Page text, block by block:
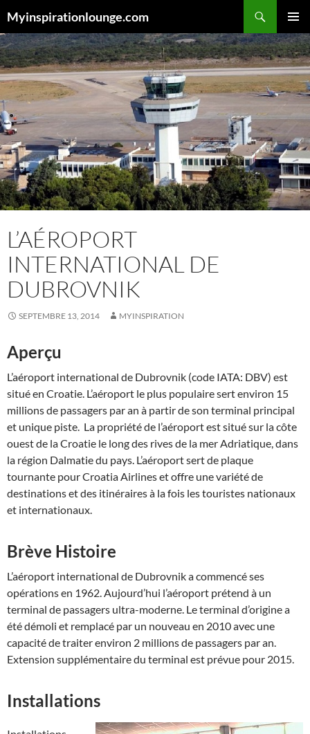
au
contenu
Myinspirationlounge.com
MENU
L’AÉROPORT
INTERNATIONAL DE
DUBROVNIK
SEPTEMBRE 13, 2014 MYINSPIRATION
Aperçu
L’aéroport international de Dubrovnik (code IATA: DBV) est
situé en Croatie. L’aéroport le plus populaire sert environ 15
millions de passagers par an à partir de son terminal principal
et unique piste. La propriété de l’aéroport est situé sur la côte
ouest de la Croatie le long des rives de la mer Adriatique, dans
la région Dalmatie du pays. L’aéroport sert de plaque
tournante pour Croatia Airlines et offre une variété de
destinations et des itinéraires à la fois les touristes nationaux
et internationaux.
Brève Histoire
L’aéroport international de Dubrovnik a commencé ses
opérations en 1962. Aujourd’hui l’aéroport prétend à un
terminal de passagers ultra-moderne. Le terminal d’origine a
été démoli et remplacé par un nouveau en 2010 avec une
capacité de traiter environ 2 millions de passagers par an.
Extension supplémentaire du terminal est prévue pour 2015.
Installations